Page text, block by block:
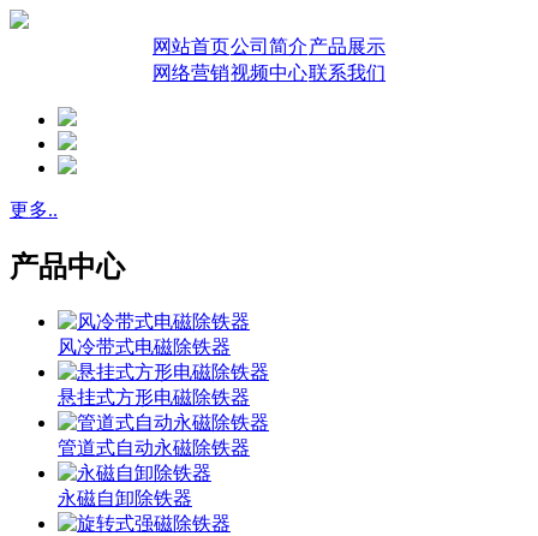
网站首页公司简介产品展示
网络营销视频中心联系我们
更多..
产品中心
风冷带式电磁除铁器
悬挂式方形电磁除铁器
管道式自动永磁除铁器
永磁自卸除铁器